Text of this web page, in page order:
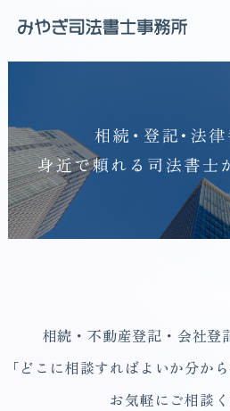
相続・不動産登記・会社登
「どこに相談すればよいか分か
お気軽にご相談く